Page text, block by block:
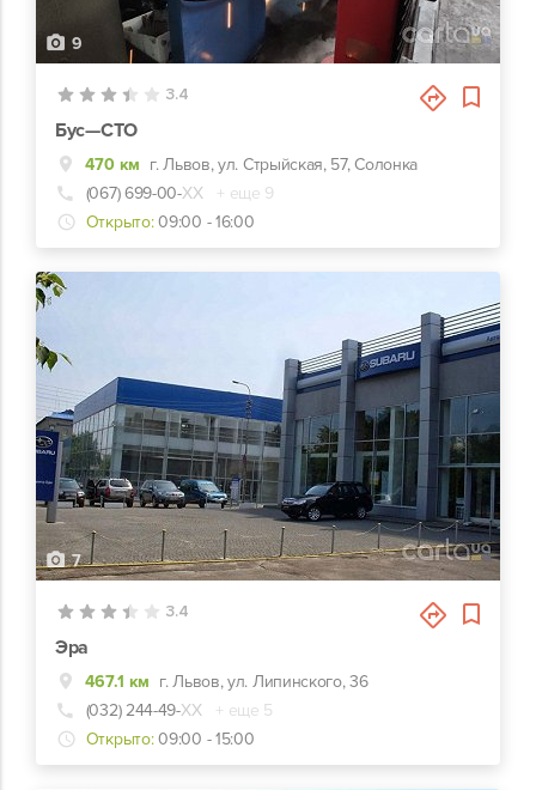
9
3.4
Бус—СТО
470 км г. Львов, ул. Стрыйская, 57, Солонка
(067) 699-00-ХХ
+ еще 9
Открыто: 09:00 - 16:00
7
3.4
Эра
467.1 км г. Львов, ул. Липинского, 36
(032) 244-49-ХХ
+ еще 5
Открыто: 09:00 - 15:00